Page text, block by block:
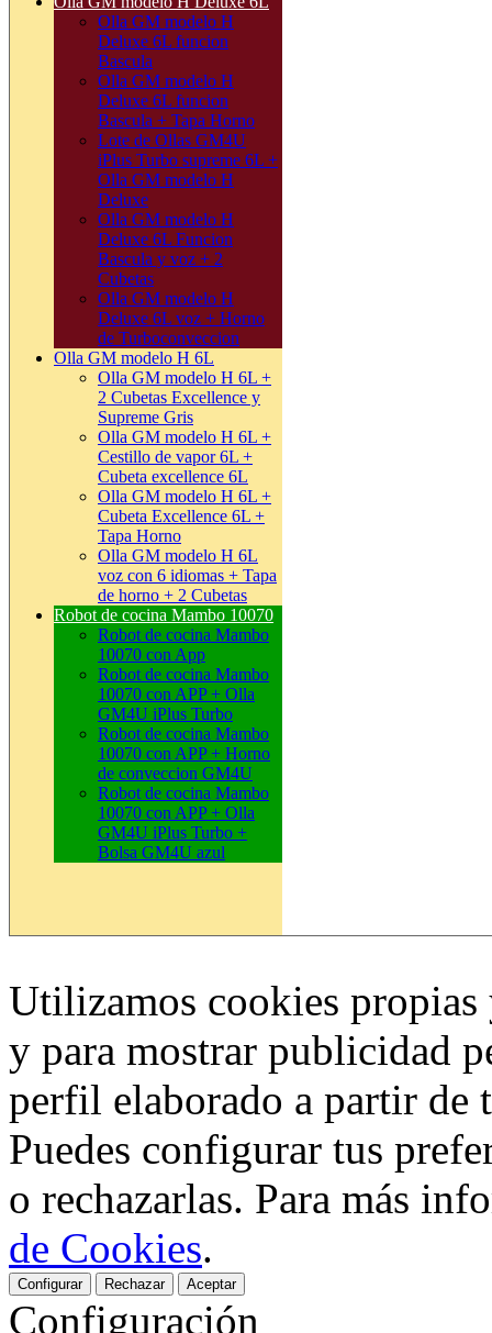
Olla GM modelo H
Deluxe 6L funcion
Bascula
Olla GM modelo H
Deluxe 6L funcion
Bascula + Tapa Horno
Lote de Ollas GM4U
iPlus Turbo supreme 6L +
Olla GM modelo H
Deluxe
Olla GM modelo H
Deluxe 6L Funcion
Bascula y voz + 2
Cubetas
Olla GM modelo H
Deluxe 6L voz + Horno
de Turboconveccion
Olla GM modelo H 6L
Olla GM modelo H 6L +
2 Cubetas Excellence y
Supreme Gris
Olla GM modelo H 6L +
Cestillo de vapor 6L +
Cubeta excellence 6L
Olla GM modelo H 6L +
Cubeta Excellence 6L +
Tapa Horno
Olla GM modelo H 6L
voz con 6 idiomas + Tapa
de horno + 2 Cubetas
Robot de cocina Mambo 10070
Robot de cocina Mambo
10070 con App
Robot de cocina Mambo
10070 con APP + Olla
GM4U iPlus Turbo
Robot de cocina Mambo
10070 con APP + Horno
de conveccion GM4U
Robot de cocina Mambo
10070 con APP + Olla
GM4U iPlus Turbo +
Bolsa GM4U azul
Utilizamos cookies
y para mostrar publicidad
perfil elaborado a partir de
Puedes configurar tus
o rechazarlas. Para más
de Cookies.
Configurar Rechazar Aceptar
Configuración